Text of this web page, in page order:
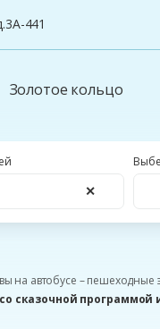
441
Золотое кольцо
✕
на автобусе – пешеходные
сказочной